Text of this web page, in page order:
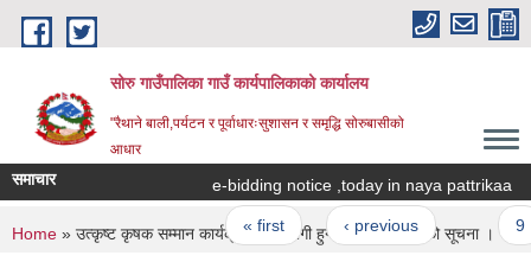
Skip to main content
सोरु गाउँपालिका गाउँ कार्यपालिकाको कार्यालय
"रैथाने बाली,पर्यटन र पूर्वाधारःसुशासन र समृद्धि सोरुबासीको
आधार
समाचार e-bidding notice ,today in naya pattrikaa
Pages
« first ‹ previous …
You are here
Home » उत्कृष्ट कृषक सम्मान कार्यक्रममा सहभागी हुने आवेदन आव्हानको सूचना ।